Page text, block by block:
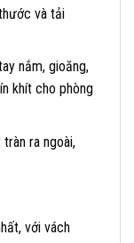
và tải
nắm, gioăng,
khít cho phòng
ra ngoài,
với vách